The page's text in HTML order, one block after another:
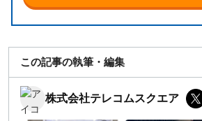
この記事の執筆・編集
株式会社テレコムスクエア